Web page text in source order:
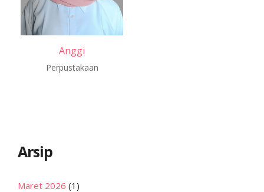
Anggi
Perpustakaan
Arsip
Maret 2026 (1)